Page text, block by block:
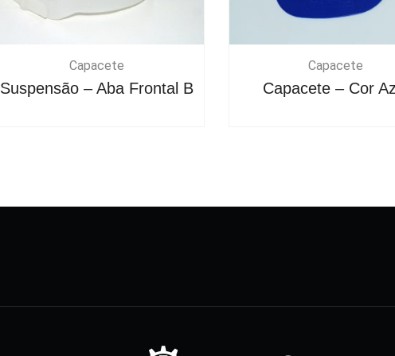
Capacete
Suspensão – Aba Frontal B
Capacete
Capacete – Cor